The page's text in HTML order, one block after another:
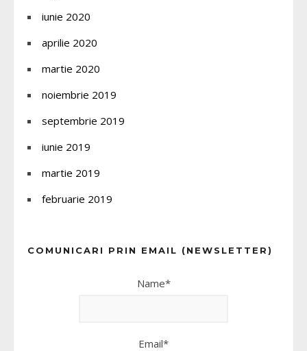
iunie 2020
aprilie 2020
martie 2020
noiembrie 2019
septembrie 2019
iunie 2019
martie 2019
februarie 2019
COMUNICARI PRIN EMAIL (NEWSLETTER)
Name*
Email*